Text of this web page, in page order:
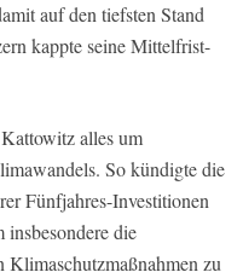
auf den tiefsten Stand
kappte seine Mittelfrist-
alles um
So kündigte die
Fünfjahres-Investitionen
die
zu